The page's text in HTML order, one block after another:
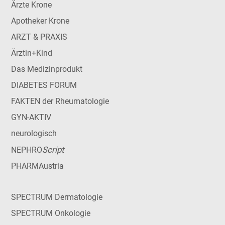
Ärzte Krone
Apotheker Krone
ARZT & PRAXIS
Ärztin+Kind
Das Medizinprodukt
DIABETES FORUM
FAKTEN der Rheumatologie
GYN-AKTIV
neurologisch
NEPHROScript
PHARMAustria
SPECTRUM Dermatologie
SPECTRUM Onkologie